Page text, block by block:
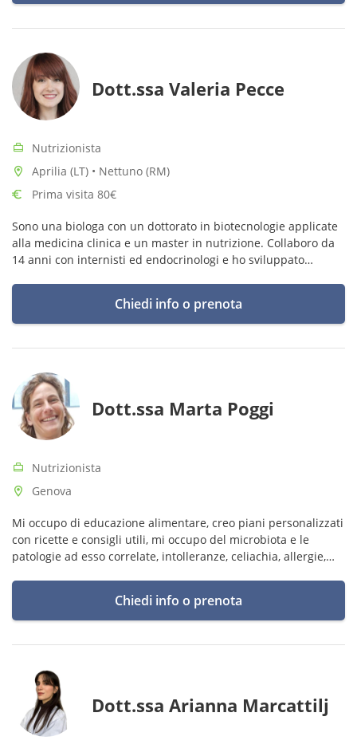
Dott.ssa Valeria Pecce
Nutrizionista
Aprilia (LT) • Nettuno (RM)
Prima visita 80€
Sono una biologa con un dottorato in biotecnologie applicate
alla medicina clinica e un master in nutrizione. Collaboro da
14 anni con internisti ed endocrinologi e ho sviluppato
Chiedi info o prenota
Dott.ssa Marta Poggi
Nutrizionista
Genova
Mi occupo di educazione alimentare, creo piani personalizzati
con ricette e consigli utili, mi occupo del microbiota e le
patologie ad esso correlate, intolleranze, celiachia, allergie,
Chiedi info o prenota
Dott.ssa Arianna Marcattilj